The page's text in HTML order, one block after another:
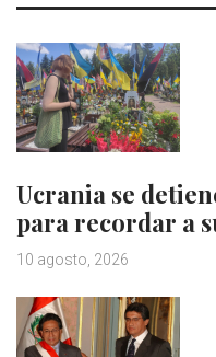
Ucrania se
para recordar a
10 agosto, 2026